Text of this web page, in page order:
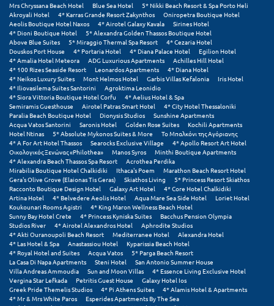
Πάλαιρος
Παξοί
Παραλία Κατερίνης
Παραλία Λιτοχώρου
Παράλιο Άστρος
Πάργα
Παρνασσός
Πάρος
Πάτμος
Πάτρα
Παύλιανη
Πειραιάς
Πελοπόννησος
Mrs Chryssana Beach Hotel
Blue Sea Hotel
5* Nikki Beach Resort & Spa Porto Heli
Akroyali Hotel
4* Karras Grande Resort Zakynthos
Oniropetra Boutique Hotel
Aeolis Boutique Hotel Naxos
4* Airotel Galaxy Kavala
Sirines Hotel
4* Dioni Boutique Hotel
5* Alexandra Golden Thassos Boutique Hotel
Above Blue Suites
5* Miraggio Thermal Spa Resort
4* Cezaria Hotel
Douskos Port House
4* Portaria Hotel 4* Diana Palace Hotel
Egilion Hotel
4* Amalia Hotel Meteora
ADG Luxurious Apartments
Achilles Hill Hotel
4* 100 Rizes Seaside Resort
Leonardos Apartments
4* Diana Hotel
4* Neikos Luxury Suites
Mont Helmos Hotel Garbis Villas Kefalonia
Iris Hotel
4* Iliovasilema Suites Santorini
Agroktima Leonidio
4* Siora Vittoria Boutique Hotel Corfu
4* Aelius Hotel & Spa
Semiramis Guesthouse
Airotel Patras Smart Hotel
4* City Hotel Thessaloniki
Paralia Beach Boutique Hotel
Dionysis Studios
Sunshine Apartments
Acqua Vatos Santorini
Saronis Hotel Golden Rose Suites
Kochili Apartments
Hotel Ntinas
5* Absolute Mykonos Suites & More
Το Μπαλκόνι της Αγόριανης
4* A For Art Hotel Thassos
Searocks Exclusive Village
4* Apollo Resort Art Hotel
Οικολογικός Ξενώνας «Philothea»
Manos Syros
Minthi Boutique Apartments
4* Alexandra Beach Thassos Spa Resort
Acrothea Perdika
Mirabilia Boutique Hotel Chalkidiki
Ithaca's Poem
Marathon Beach Resort Hotel
Gera's Olive Grove (Elaionas Tis Geras)
Skiathos Living
5* Princess Resort Skiathos
Racconto Boutique Design Hotel
Galaxy Art Hotel
4* Core Hotel Chalkidiki
Artina Hotel
4* Belvedere Aeolis Hotel Aqua Mare Sea Side Hotel
Loriet Hotel
Koukounari Rooms Agistri
4* King Maron Wellness Beach Hotel
Sunny Bay Hotel Crete
4* Princess Kyniska Suites
Bacchus Pension Olympia
Studios River
4* Airotel Alexandros Hotel
Aphrodite Studios
4* Akti Ouranoupoli Beach Resort
Mediterranee Hotel
Alexandra Hotel
4* Las Hotel & Spa
Anastassiou Hotel
Kyparissia Beach Hotel
4* Royal Hotel and Suites
Acqua Vatos
5* Parga Beach Resort
La Casa Di Napa Apartments
Steni Hotel
San Antonio Summer House
Villa Andreas Ammoudia
Sun and Moon Villas
4* Essence Living Exclusive Hotel
Vergina Star Lefkada
Petritis Guest House
Galaxy Hotel Ios
Greek Pride Themelis Studios
4* Pi Athens Suites
4* Alamis Hotel & Apartments
4* Mr & Mrs White Paros
Esperides Apartments By The Sea